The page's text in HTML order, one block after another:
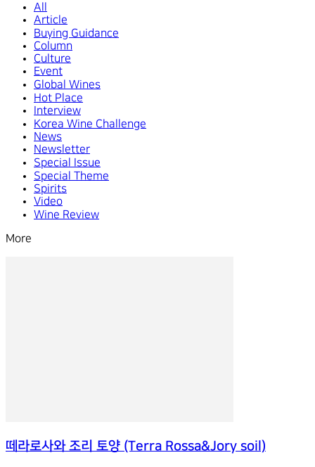
All
Article
Buying Guidance
Column
Culture
Event
Global Wines
Hot Place
Interview
Korea Wine Challenge
News
Newsletter
Special Issue
Special Theme
Spirits
Video
Wine Review
More
떼라로사와 조리 토양 (Terra Rossa&Jory soil)